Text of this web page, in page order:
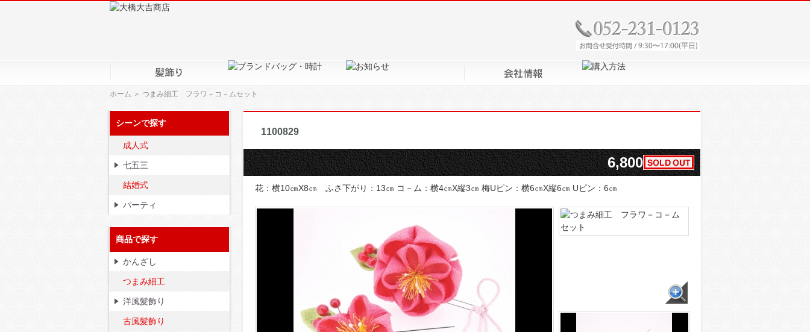
ホーム ＞ つまみ細工 フラワ－コ－ムセット
1100829
6,800
花：横10㎝X8㎝ ふさ下がり：13㎝ コ－ム：横4㎝X縦3㎝ 梅Uピン：横6㎝X縦6㎝ Uピン：6㎝
シーンで探す
成人式
七五三
結婚式
パーティ
商品で探す
かんざし
つまみ細工
洋風髪飾り
古風髪飾り